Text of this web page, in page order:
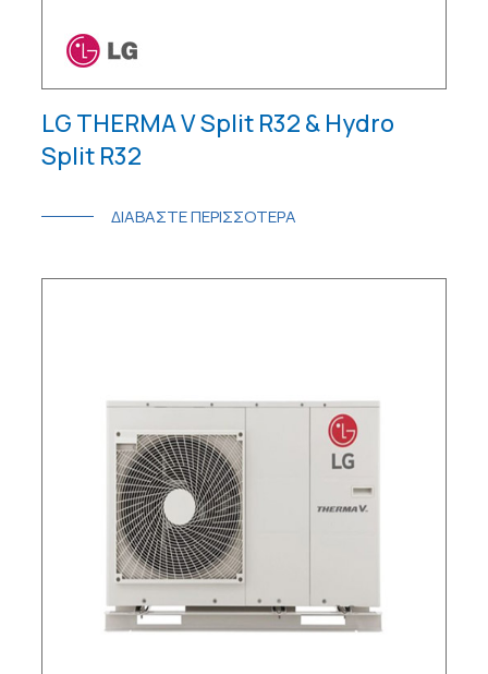
LG THERMA V Split R32 & Hydro
Split R32
ΔΙΑΒΑΣΤΕ ΠΕΡΙΣΣΟΤΕΡΑ